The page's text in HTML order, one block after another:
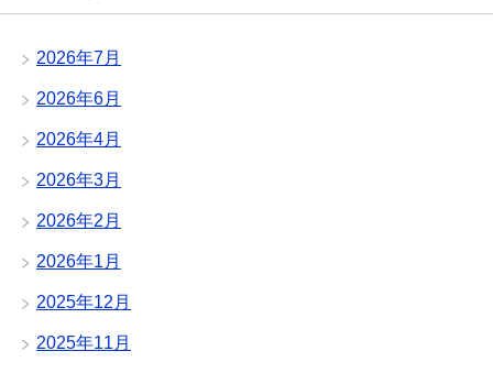
2026年7月
2026年6月
2026年4月
2026年3月
2026年2月
2026年1月
2025年12月
2025年11月